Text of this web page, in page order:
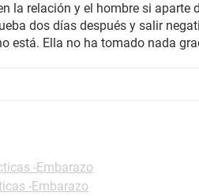
la relación y el hombre si aparte
dos días después y salir
está. Ella no ha tomado nada
-Embarazo
-Embarazo